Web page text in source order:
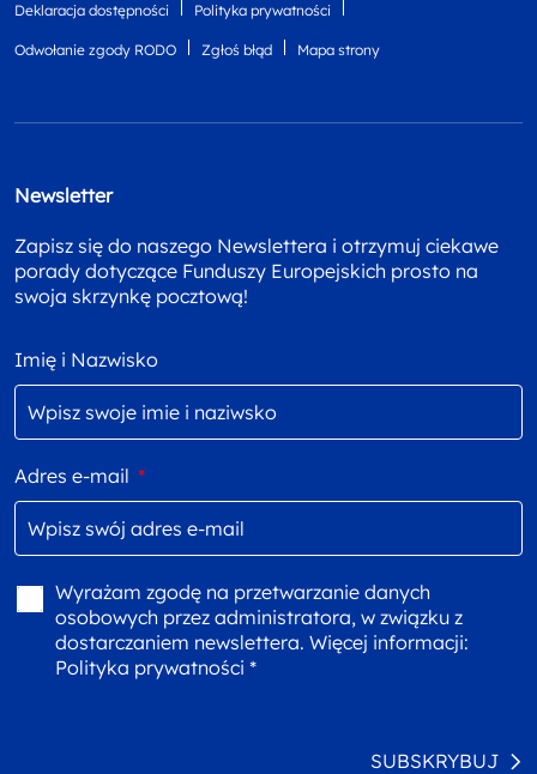
Deklaracja dostępności Polityka prywatności
Odwołanie zgody RODO Zgłoś błąd Mapa strony
Newsletter
Zapisz się do naszego Newslettera i otrzymuj ciekawe
porady dotyczące Funduszy Europejskich prosto na
swoja skrzynkę pocztową!
Imię i Nazwisko
Adres e-mail *
Wyrażam zgodę na przetwarzanie danych
osobowych przez administratora, w związku z
dostarczaniem newslettera. Więcej informacji:
Polityka prywatności *
SUBSKRYBUJ